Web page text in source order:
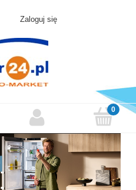
Zaloguj się